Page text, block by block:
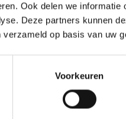
Ook delen we
Deze partners kunnen
op basis van uw
Voorkeuren